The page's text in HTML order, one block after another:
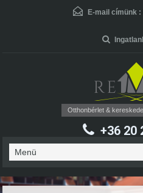
E-mail címünk :
Otthonbérlet &
+36 20